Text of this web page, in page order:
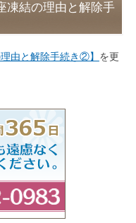
凍結の理由と解除手
由と解除手続き②】 を更